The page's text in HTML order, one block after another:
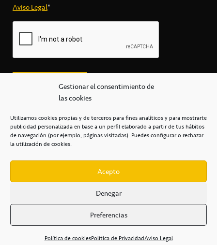
Gestionar el consentimiento de
las cookies
Utilizamos cookies propias y de terceros para fines analíticos y para mostrarte
publicidad personalizada en base a un perfil elaborado a partir de tus hábitos
de navegación (por ejemplo, páginas visitadas). Puedes configurar o rechazar
la utilización de cookies.
Acepto
Denegar
Preferencias
Política de cookiesPolítica de PrivacidadAviso Legal
Aviso Legal*
secretaria@cbcanarias.es
+34 922 253 684
Casa del Deporte / 38108 – La Laguna
POLÍTICA DE PRIVACIDAD / POLÍTICA DE COOKIES /
AVISO LEGAL / CONDICIONES